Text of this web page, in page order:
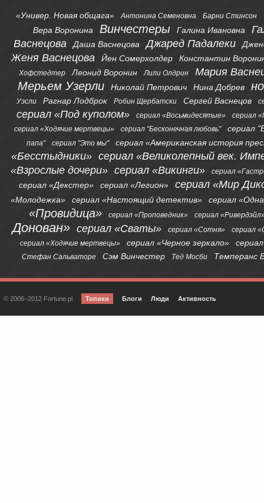
«Универ. Новая общага» Антонина Семеновна Барни Стинсон
Вера Воронина Винчестеры Галина Ивановна
Васнецова
Даша Васнецова Джаред Падалеки
Женя Васнецова Йен Сомерхолдер Константин
Хофстедтер Леонид Воронин Лили Олдрин Мария
Мерьем Узерли Николай Петрович Нина Добрев
Уэсли Рагнар Лодброк Робин Щербатски Сергей Васнецов
сериал «Под куполом» сериал «Восьмидесятые»
сериал
сериал «Ходячие мертвецы»
сериал "Бесконечная любовь" сериал
папа" сериал "Это мы" сериал «Американская история
«Бесстыдники» сериал «Великолепный век.
«Взрослые дочери» сериал «Викинги» сериал
сериал «Декстер» сериал «Легион» сериал «Мир
«Молодежка» сериал «Настоящий детектив» сериал
«Провидица» сериал «Проповедник» сериал
Донован» сериал «Сваты» сериал «Сотня»
сериал
сериал «Ходячие мертвецы»
сериал «Черное зеркало»
Стефан Сальваторе Сэм Винчестер Тед Мосби Темперанс
© 2006–2012 Fortune.pl Топики Блоги Люди Активность